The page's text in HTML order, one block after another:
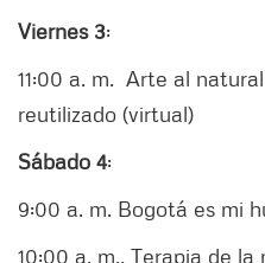
Viernes 3:
11:00 a. m. Arte al
reutilizado (virtual)
Sábado 4:
9:00 a. m. Bogotá es mi
10:00 a. m.. Terapia de la